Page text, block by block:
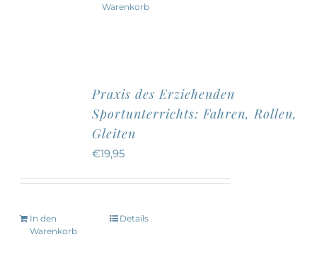
Warenkorb
Praxis des Erziehenden
Sportunterrichts: Fahren, Rollen,
Gleiten
€19,95
In den
Warenkorb
Details